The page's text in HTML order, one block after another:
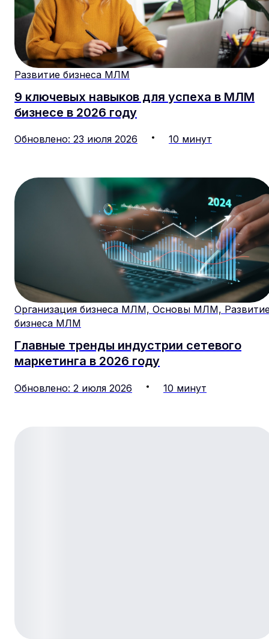
Развитие бизнеса МЛМ
9 ключевых навыков для успеха в МЛМ
бизнесе в 2026 году
Обновлено: 23 июля 2026 10 минут
Организация бизнеса МЛМ, Основы МЛМ,
бизнеса МЛМ
Главные тренды индустрии сетевого
маркетинга в 2026 году
Обновлено: 2 июля 2026 10 минут